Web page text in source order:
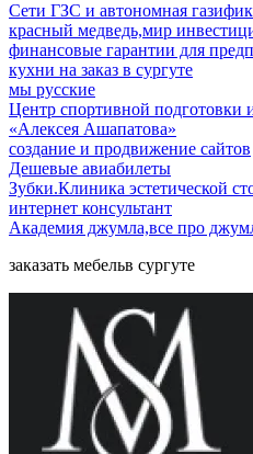
Сети ГЗС и автономная
красный медведь,мир
финансовые гарантии для
кухни на заказ в сургуте
мы русские
Центр спортивной подготовки
«Алексея Ашапатова»
создание и продвижение сайтов
Дешевые авиабилеты
Зубки.Клиника эстетической
интернет консультант
Академия джумла,все про
заказать мебельв сургуте